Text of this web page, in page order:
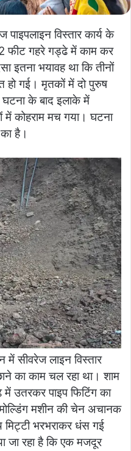
पाइपलाइन विस्तार कार्य के
फीट गहरे गड्ढे में काम कर
इतना भयावह था कि तीनों
हो गई। मृतकों में दो पुरुष
के बाद इलाके में
कोहराम मच गया। घटना
है।
में सीवरेज लाइन विस्तार
का काम चल रहा था। शाम
उतरकर पाइप फिटिंग का
मशीन की चेन अचानक
भरभराकर धंस गई
जा रहा है कि एक मजदूर